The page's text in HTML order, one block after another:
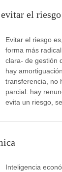
el riesgo
Evitar el riesgo
forma más
clara- de gestión
hay
transferencia, no
parcial: hay
evita un riesgo,
Inteligencia